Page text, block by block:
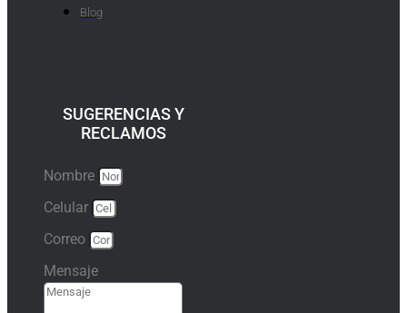
Blog
SUGERENCIAS Y
RECLAMOS
Nombre
Celular
Correo
Mensaje